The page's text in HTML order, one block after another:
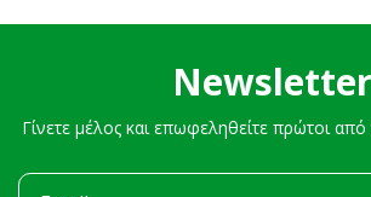
Newsletter
Γίνετε μέλος και επωφεληθείτε πρώτοι